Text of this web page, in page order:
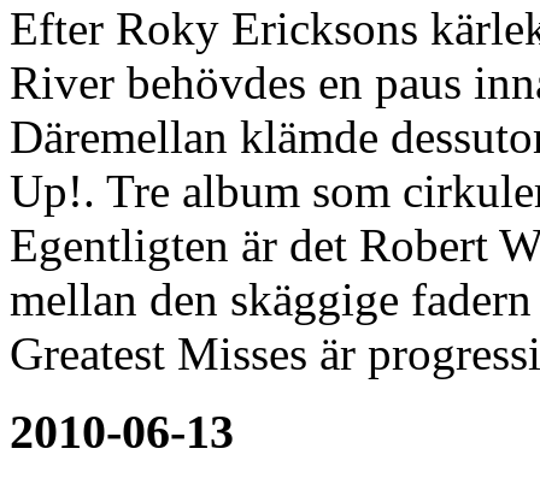
Efter Roky Ericksons
River behövdes en paus
Däremellan klämde
Up!. Tre album som
Egentligten är det Robert
mellan den skäggige
Greatest Misses är
2010-06-13